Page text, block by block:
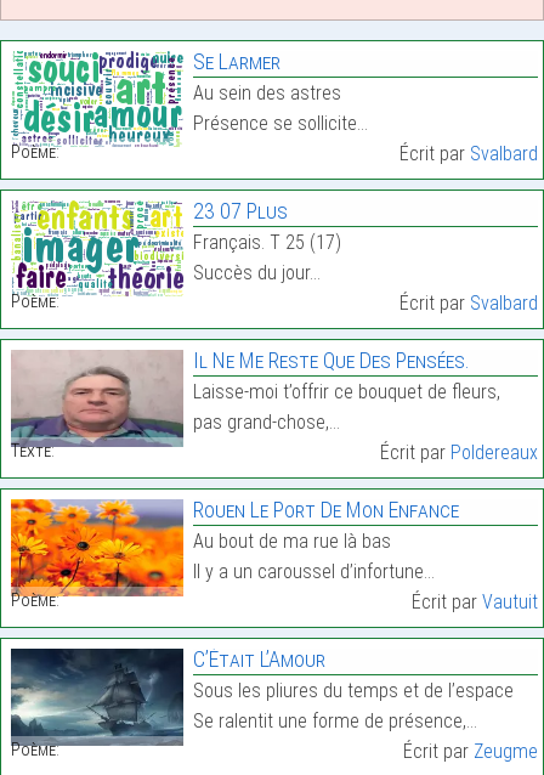
Poème:
Se Larmer
Au sein des astres
Présence se sollicite…
Écrit par Svalbard
Poème:
23 07 Plus
Français. T 25 (17)
Succès du jour…
Écrit par Svalbard
Texte:
Il Ne Me Reste Que Des Pensées.
Laisse-moi t’offrir ce bouquet de fleurs,
pas grand-chose,…
Écrit par Poldereaux
Poème:
Rouen Le Port De Mon Enfance
Au bout de ma rue là bas
Il y a un caroussel d’infortune…
Écrit par Vautuit
Poème:
C’Était L’Amour
Sous les pliures du temps et de l’espace
Se ralentit une forme de présence,…
Écrit par Zeugme